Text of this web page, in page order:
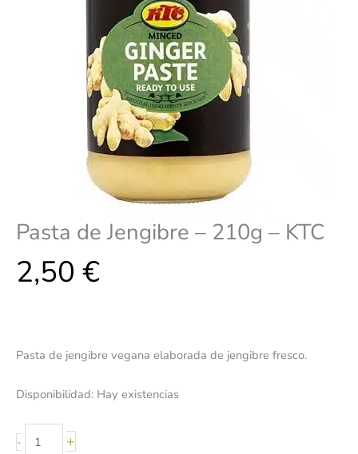
Pasta de Jengibre – 210g – KTC
2,50 €
Pasta de jengibre vegana elaborada de jengibre fresco.
Disponibilidad: Hay existencias
- +